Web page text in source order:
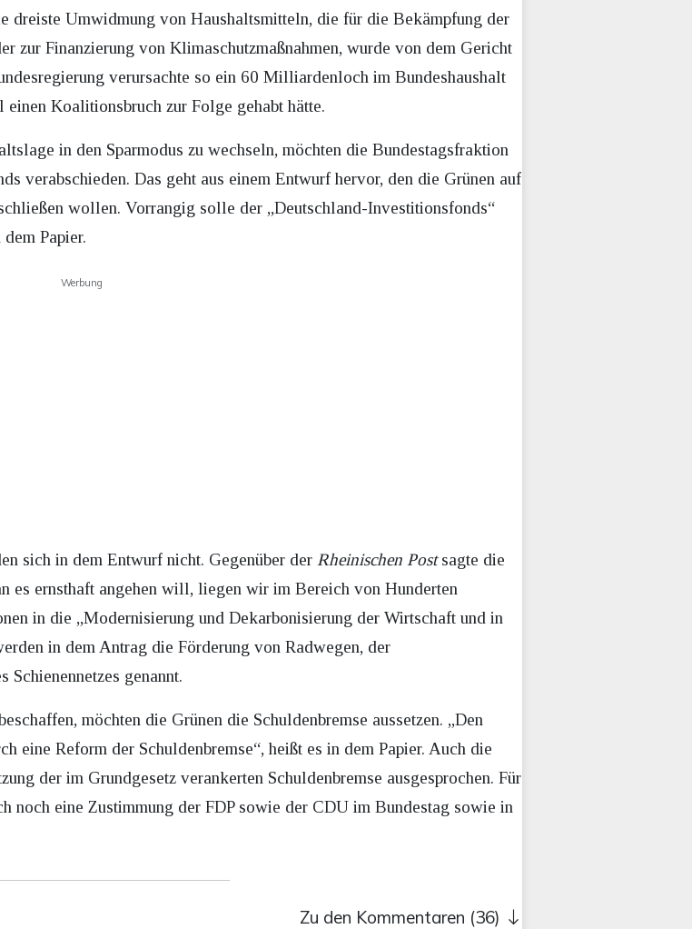
dreiste Umwidmung von Haushaltsmitteln, die für die Bekämpfung der
zur Finanzierung von Klimaschutzmaßnahmen, wurde von dem Gericht
verursachte so ein 60 Milliardenloch im Bundeshaushalt
Koalitionsbruch zur Folge gehabt hätte.
in den Sparmodus zu wechseln, möchten die Bundestagsfraktion
verabschieden. Das geht aus einem Entwurf hervor, den die Grünen auf
wollen. Vorrangig solle der „Deutschland-Investitionsfonds“
Papier.
Werbung
sich in dem Entwurf nicht. Gegenüber der Rheinischen Postsagte die
es ernsthaft angehen will, liegen wir im Bereich von Hunderten
in die „Modernisierung und Dekarbonisierung der Wirtschaft und in
in dem Antrag die Förderung von Radwegen, der
genannt.
möchten die Grünen die Schuldenbremse aussetzen. „Den
eine Reform der Schuldenbremse“, heißt es in dem Papier. Auch die
der im Grundgesetz verankerten Schuldenbremse ausgesprochen. Für
noch eine Zustimmung der FDP sowie der CDU im Bundestag sowie in
Zu den Kommentaren (36)